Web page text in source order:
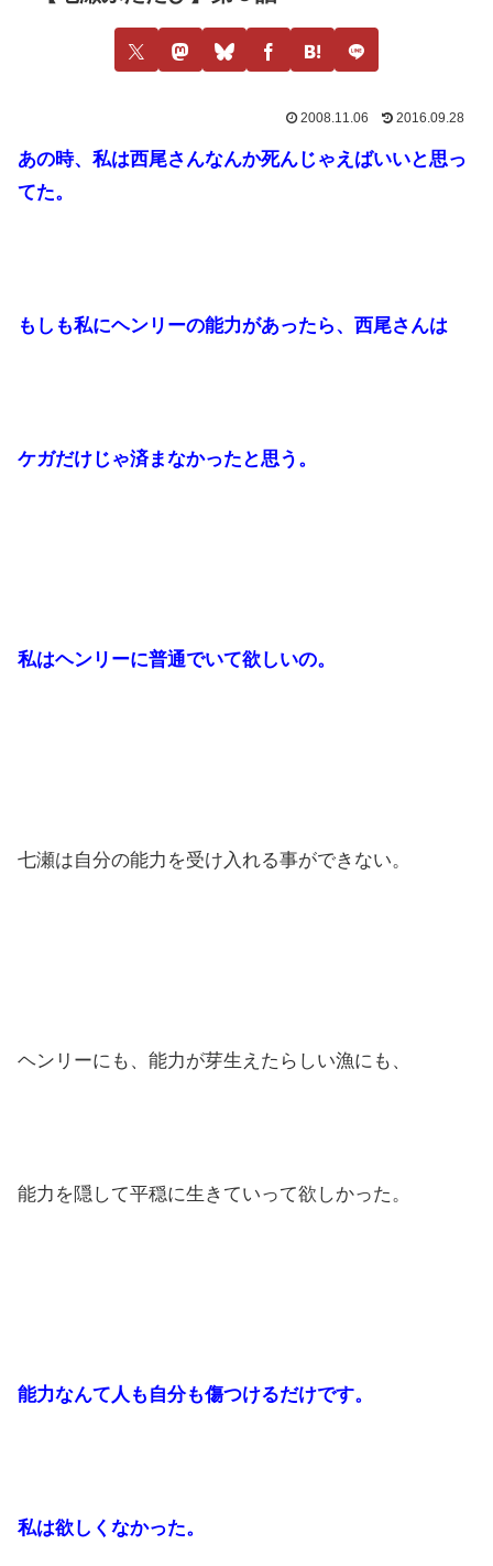
2008.11.06 2016.09.28
あの時、私は西尾さんなんか死んじゃえばいいと思っ
てた。
もしも私にヘンリーの能力があったら、西尾さんは
ケガだけじゃ済まなかったと思う。
私はヘンリーに普通でいて欲しいの。
七瀬は自分の能力を受け入れる事ができない。
ヘンリーにも、能力が芽生えたらしい漁にも、
能力を隠して平穏に生きていって欲しかった。
能力なんて人も自分も傷つけるだけです。
私は欲しくなかった。